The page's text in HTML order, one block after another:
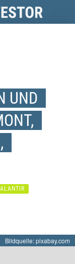
UND
Bildquelle: pixabay.com